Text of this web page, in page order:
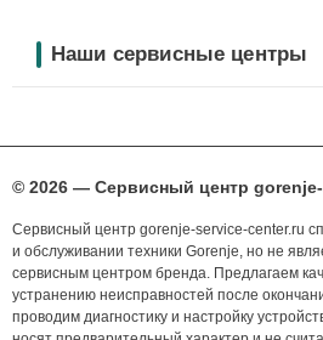
Наши сервисные центры
© 2026 — Сервисный центр
Сервисный центр gorenje-service-center.ru
и обслуживании техники Gorenje, но не
сервисным центром бренда. Предлагаем
устранению неисправностей после
проводим диагностику и настройку